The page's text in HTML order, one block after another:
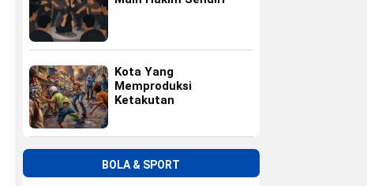
Kota Yang
Memproduksi
Ketakutan
BOLA & SPORT